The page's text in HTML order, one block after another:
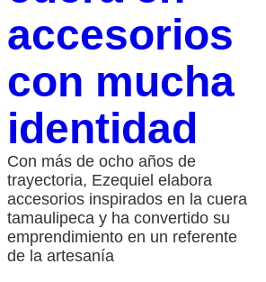
accesorios
con mucha
identidad
Con más de ocho años de
trayectoria, Ezequiel elabora
accesorios inspirados en la cuera
tamaulipeca y ha convertido su
emprendimiento en un referente
de la artesanía